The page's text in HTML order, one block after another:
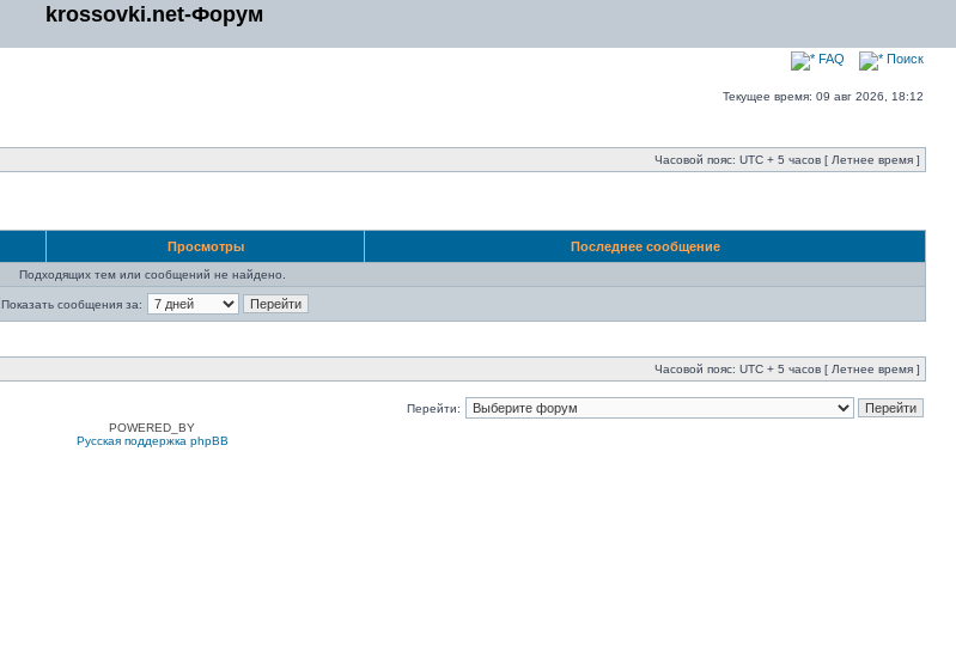
krossovki.net-Форум
FAQ Поиск
Текущее время: 09 авг 2026, 18:12
Часовой пояс: UTC + 5 часов [ Летнее время ]
Просмотры Последнее сообщение
Подходящих тем или сообщений не найдено.
Показать сообщения за:
Часовой пояс: UTC + 5 часов [ Летнее время ]
Перейти:
POWERED_BY
Русская поддержка phpBB